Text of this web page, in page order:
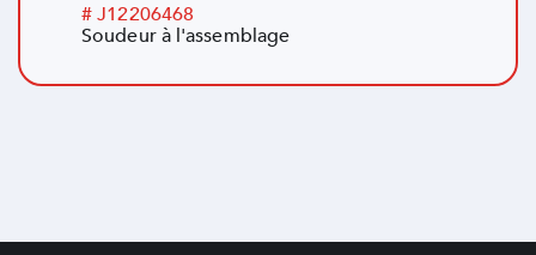
# J12206468
Soudeur à l'assemblage